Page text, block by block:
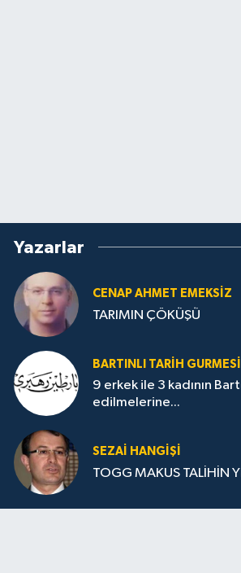
Yazarlar
CENAP AHMET EMEKSİZ
TARIMIN ÇÖKÜŞÜ
BARTINLI TARIH GURMESI
9 erkek ile 3 kadının
edilmelerine...
SEZAI HANGİŞİ
TOGG MAKUS TALİHİN